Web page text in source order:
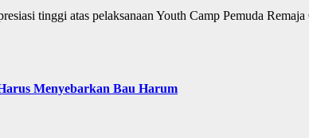
tinggi atas pelaksanaan Youth Camp Pemuda
Menyebarkan Bau Harum